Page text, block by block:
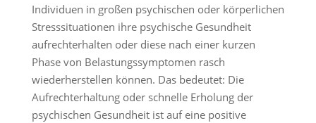
Individuen in großen psychischen oder körperlichen
Stresssituationen ihre psychische Gesundheit
aufrechterhalten oder diese nach einer kurzen
Phase von Belastungssymptomen rasch
wiederherstellen können. Das bedeutet: Die
Aufrechterhaltung oder schnelle Erholung der
psychischen Gesundheit ist auf eine positive